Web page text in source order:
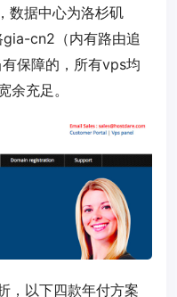
数据中心为洛杉矶
cn2（内有路由追
保障的，所有vps均
余充足。
，以下四款年付方案